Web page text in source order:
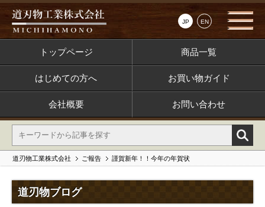
JP EN
トップページ 商品一覧
はじめての方へ お買い物ガイド
会社概要 お問い合わせ
道刃物工業株式会社 ご報告 謹賀新年！！今年の年賀状
道刃物ブログ